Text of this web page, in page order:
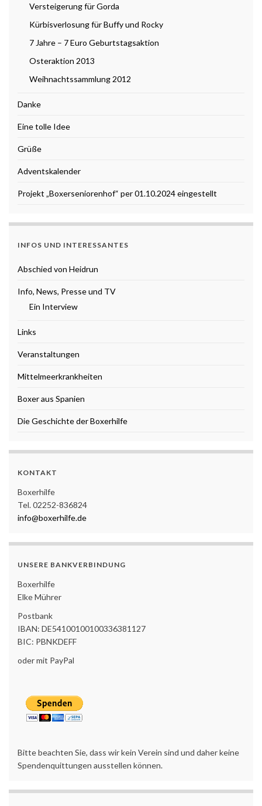
Versteigerung für Gorda
Kürbisverlosung für Buffy und Rocky
7 Jahre – 7 Euro Geburtstagsaktion
Osteraktion 2013
Weihnachtssammlung 2012
Danke
Eine tolle Idee
Grüße
Adventskalender
Projekt „Boxerseniorenhof“ per 01.10.2024 eingestellt
INFOS UND INTERESSANTES
Abschied von Heidrun
Info, News, Presse und TV
Ein Interview
Links
Veranstaltungen
Mittelmeerkrankheiten
Boxer aus Spanien
Die Geschichte der Boxerhilfe
KONTAKT
Boxerhilfe
Tel. 02252-836824
info@boxerhilfe.de
UNSERE BANKVERBINDUNG
Boxerhilfe
Elke Mührer
Postbank
IBAN: DE54100100100336381127
BIC: PBNKDEFF
oder mit PayPal
Bitte beachten Sie, dass wir kein Verein sind und daher keine
Spendenquittungen ausstellen können.